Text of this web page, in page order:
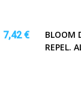
7,42 €
BLOOM
REPEL.